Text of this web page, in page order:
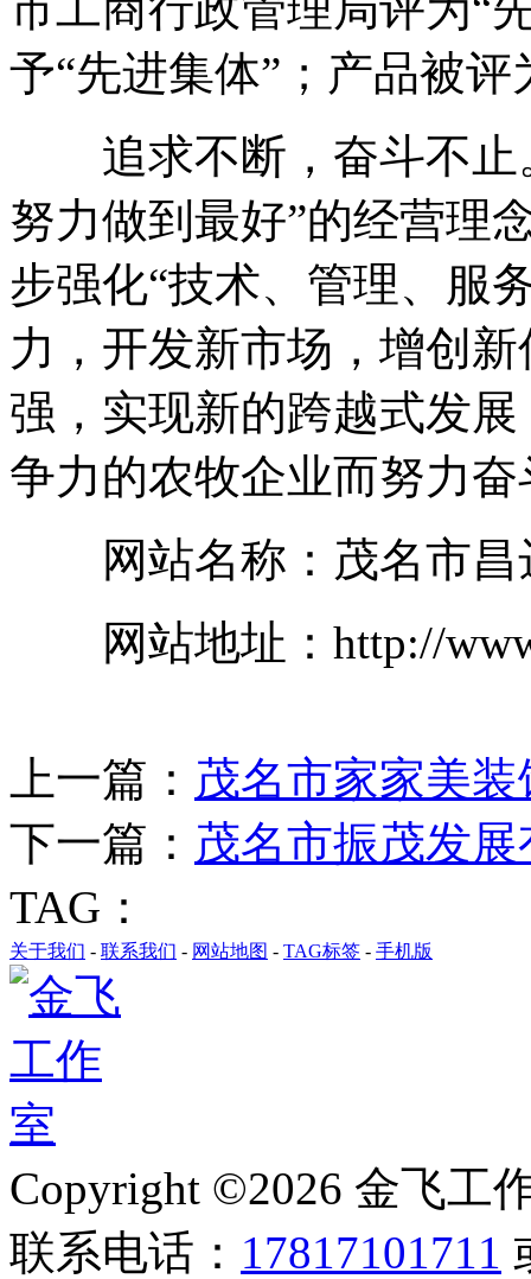
予“先进集体”；产品被评
追求不断，奋斗不止
努力做到最好”的经营理
步强化“技术、管理、服
力，开发新市场，增创
强，实现新的跨越式发
争力的农牧企业而努力奋
网站名称：茂名市昌
网站地址：http://
上一篇： 茂名市家家美
下一篇： 茂名市振茂发
TAG：
关于我们 - 联系我们 - 网站地图 - TAG标签 - 手机版
Copyright ©2026 金飞工
联系电话： 17817101711